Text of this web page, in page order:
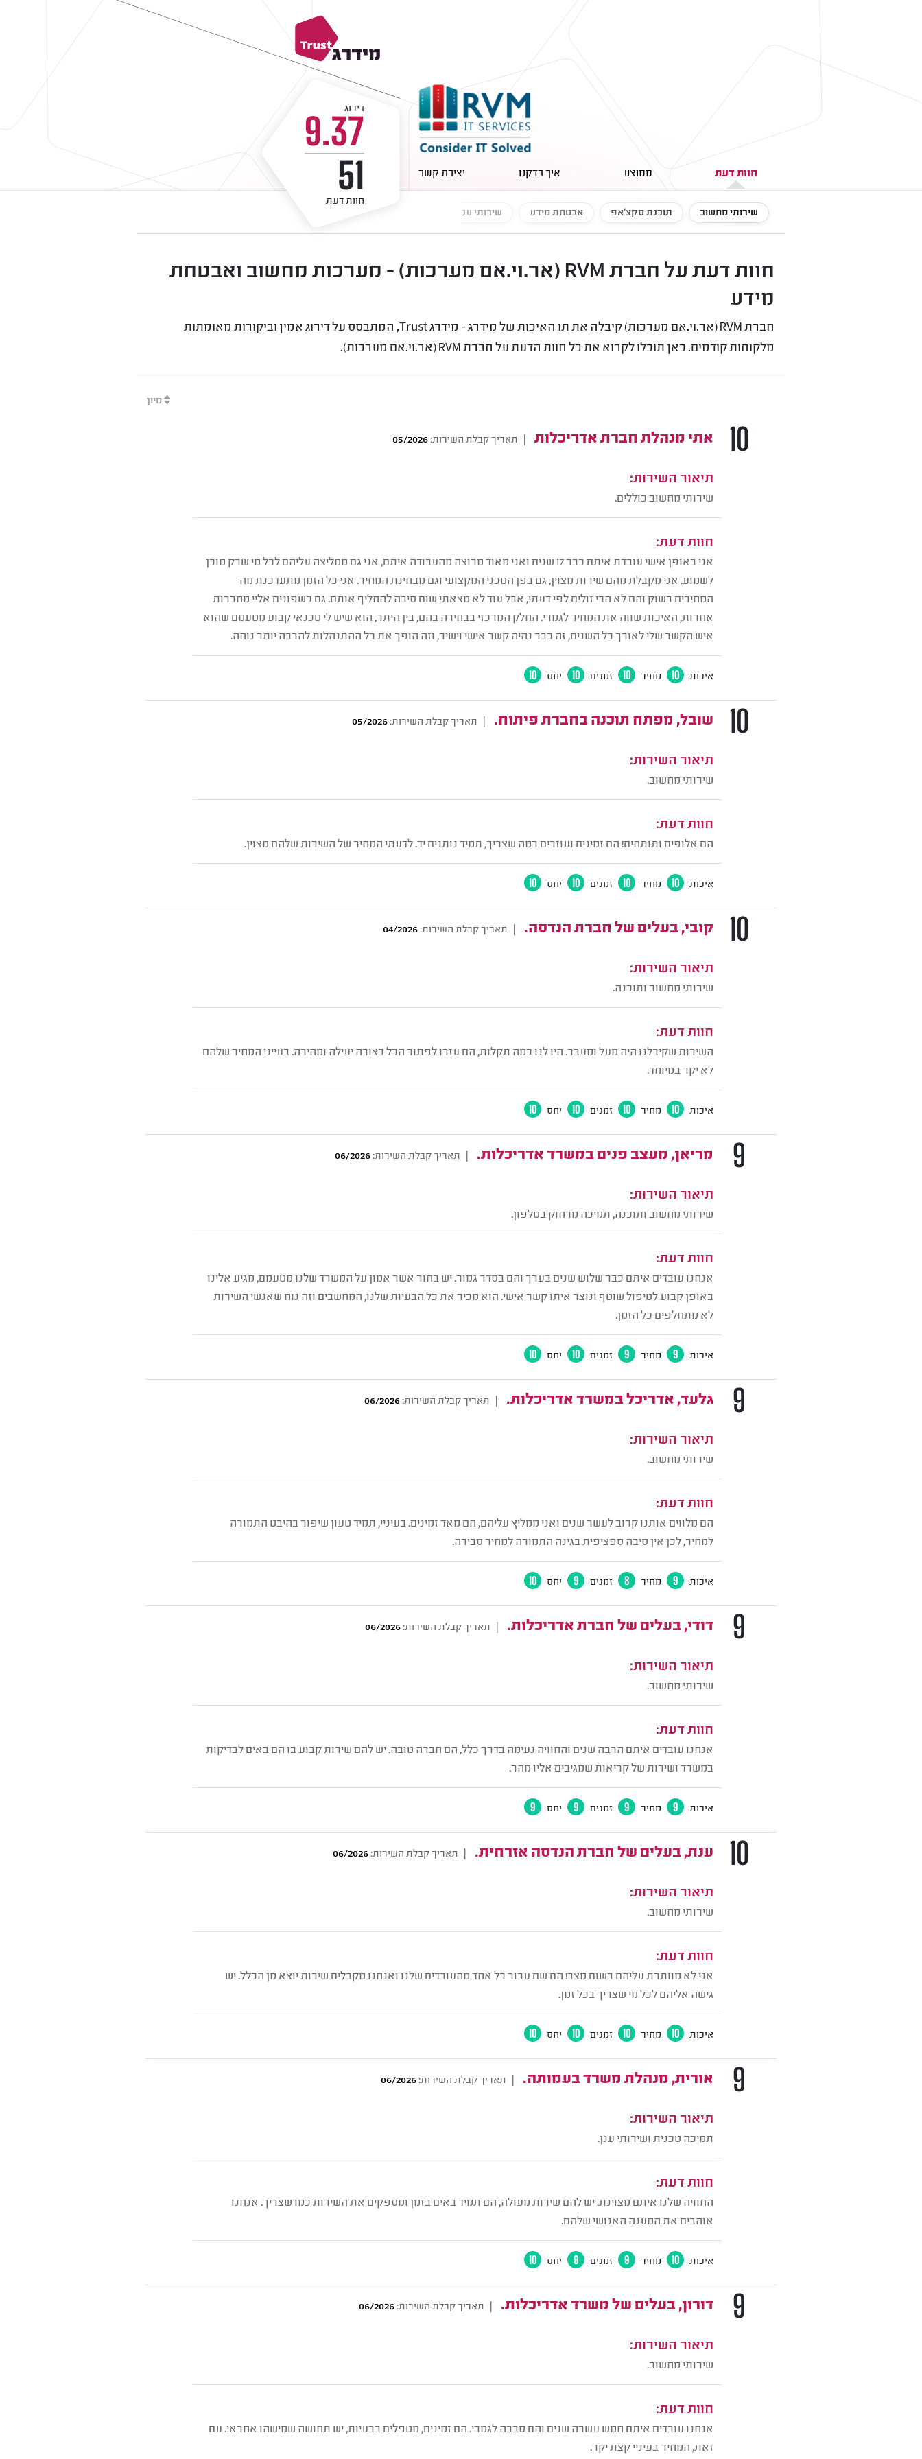
דירוג
9.37
51
חוות דעת
חוות דעת ממוצע איך בדקנו יצירת קשר
שירותי מחשוב תוכנת סקצ'אפ אבטחת מידע שירותי ענן
חוות דעת על חברת RVM (אר.וי.אם מערכות) - מערכות מחשוב ואבטחת
מידע
חברת RVM (אר.וי.אם מערכות) קיבלה את תו האיכות של מידרג - מידרג Trust, המתבסס על דירוג אמין וביקורות מאומתות
מלקוחות קודמים. כאן תוכלו לקרוא את כל חוות הדעת על חברת RVM (אר.וי.אם מערכות).
מיון
אתי מנהלת חברת אדריכלות | תאריך קבלת השירות:05/2026
תיאור השירות:
שירותי מחשוב כוללים.
חוות דעת:
אני באופן אישי עובדת איתם כבר 17 שנים ואני מאוד מרוצה מהעבודה איתם, אני גם ממליצה עליהם לכל מי שרק מוכן
לשמוע. אני מקבלת מהם שירות מצוין, גם בפן הטכני המקצועי וגם מבחינת המחיר. אני כל הזמן מתעדכנת מה
המחירים בשוק והם לא הכי זולים לפי דעתי, אבל עוד לא מצאתי שום סיבה להחליף אותם. גם כשפונים אליי מחברות
אחרות, האיכות שווה את המחיר לגמרי. החלק המרכזי בבחירה בהם, בין היתר, הוא שיש לי טכנאי קבוע מטעמם שהוא
איש הקשר שלי לאורך כל השנים, זה כבר נהיה קשר אישי וישיר, וזה הופך את כל ההתנהלות להרבה יותר נוחה.
10
איכות 10 מחיר 10 זמנים 10 יחס 10
שובל, מפתח תוכנה בחברת פיתוח. | תאריך קבלת השירות:05/2026
תיאור השירות:
שירותי מחשוב.
חוות דעת:
הם אלופים ותותחים! הם זמינים ועוזרים במה שצריך, תמיד נותנים יד. לדעתי המחיר של השירות שלהם מצוין.
10
איכות 10 מחיר 10 זמנים 10 יחס 10
קובי, בעלים של חברת הנדסה. | תאריך קבלת השירות:04/2026
תיאור השירות:
שירותי מחשוב ותוכנה.
חוות דעת:
השירות שקיבלנו היה מעל ומעבר. היו לנו כמה תקלות, הם עזרו לפתור הכל בצורה יעילה ומהירה. בעייני המחיר שלהם
לא יקר במיוחד.
10
איכות 10 מחיר 10 זמנים 10 יחס 10
מריאן, מעצב פנים במשרד אדריכלות. | תאריך קבלת השירות:06/2026
תיאור השירות:
שירותי מחשוב ותוכנה, תמיכה מרחוק בטלפון.
חוות דעת:
אנחנו עובדים איתם כבר שלוש שנים בערך והם בסדר גמור. יש בחור אשר אמון על המשרד שלנו מטעמם, מגיע אלינו
באופן קבוע לטיפול שוטף ונוצר איתו קשר אישי. הוא מכיר את כל הבעיות שלנו, המחשבים וזה נוח שאנשי השירות
לא מתחלפים כל הזמן.
9
איכות 9 מחיר 9 זמנים 10 יחס 10
גלעד, אדריכל במשרד אדריכלות. | תאריך קבלת השירות:06/2026
תיאור השירות:
שירותי מחשוב.
חוות דעת:
הם מלווים אותנו קרוב לעשר שנים ואני ממליץ עליהם, הם מאד זמינים. בעיניי, תמיד טעון שיפור בהיבט התמורה
למחיר, לכן אין סיבה ספציפית בגינה התמורה למחיר סבירה.
9
איכות 9 מחיר 8 זמנים 9 יחס 10
דודי, בעלים של חברת אדריכלות. | תאריך קבלת השירות:06/2026
תיאור השירות:
שירותי מחשוב.
חוות דעת:
אנחנו עובדים איתם הרבה שנים והחוויה נעימה בדרך כלל, הם חברה טובה. יש להם שירות קבוע בו הם באים לבדיקות
במשרד ושירות של קריאות שמגיבים אליו מהר.
9
איכות 9 מחיר 9 זמנים 9 יחס 9
ענת, בעלים של חברת הנדסה אזרחית. | תאריך קבלת השירות:06/2026
תיאור השירות:
שירותי מחשוב.
חוות דעת:
אני לא מוותרת עליהם בשום מצב! הם שם עבור כל אחד מהעובדים שלנו ואנחנו מקבלים שירות יוצא מן הכלל. יש
גישה אליהם לכל מי שצריך בכל זמן.
10
איכות 10 מחיר 10 זמנים 10 יחס 10
אורית, מנהלת משרד בעמותה. | תאריך קבלת השירות:06/2026
תיאור השירות:
תמיכה טכנית ושירותי ענן.
חוות דעת:
החוויה שלנו איתם מצוינת. יש להם שירות מעולה, הם תמיד באים בזמן ומספקים את השירות כמו שצריך. אנחנו
אוהבים את המענה האנושי שלהם.
9
איכות 10 מחיר 9 זמנים 9 יחס 10
דורון, בעלים של משרד אדריכלות. | תאריך קבלת השירות:06/2026
תיאור השירות:
שירותי מחשוב.
חוות דעת:
אנחנו עובדים איתם חמש עשרה שנים והם סבבה לגמרי. הם זמינים, מטפלים בבעיות, יש תחושה שמישהו אחראי. עם
זאת, המחיר בעיניי קצת יקר.
9